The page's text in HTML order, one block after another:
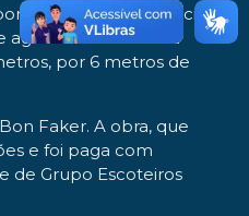
causa das chuvas acima
agora com a estrada
por 6 metros de
Faker. A obra, que
e foi paga com
de Grupo Escoteiros